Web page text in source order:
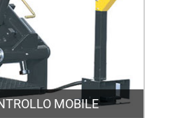
MOBILE